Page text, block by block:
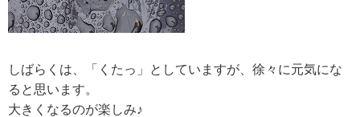
しばらくは、「くたっ」としていますが、徐々に元気にな
ると思います。
大きくなるのが楽しみ♪